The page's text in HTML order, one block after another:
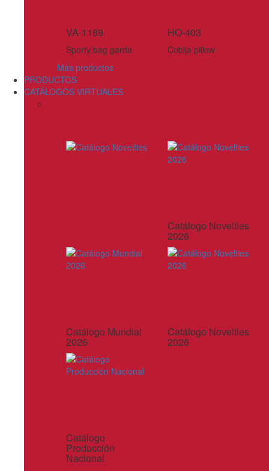
VA-1189
Sporty bag garda
HO-403
Cobija pillow
Más productos
PRODUCTOS
CATÁLOGOS VIRTUALES
Catálogo Novelties
2026
Catálogo Mundial
2026
Catálogo Novelties
2026
Catálogo
Producción
Nacional